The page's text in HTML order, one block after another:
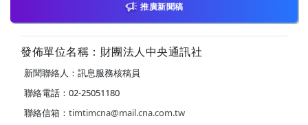
推廣新聞稿
發佈單位名稱：財團法人中央通訊社
新聞聯絡人：訊息服務核稿員
聯絡電話：02-25051180
聯絡信箱： timtimcna@mail.cna.com.tw